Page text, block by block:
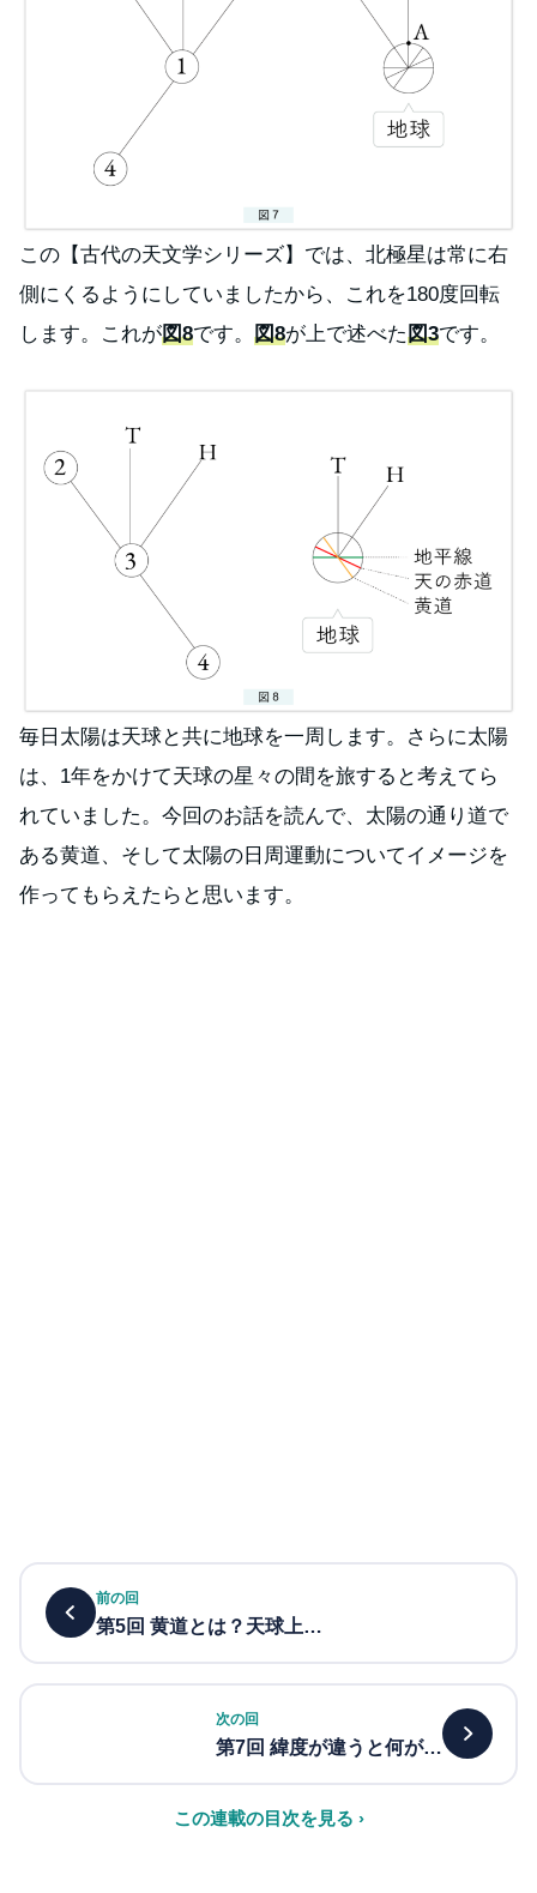
この【古代の天文学シリーズ】では、北極星は常に右
側にくるようにしていましたから、これを180度回転
します。これが図8です。 図8が上で述べた図3です。
毎日太陽は天球と共に地球を一周します。さらに太陽
は、1年をかけて天球の星々の間を旅すると考えてら
れていました。今回のお話を読んで、太陽の通り道で
ある黄道、そして太陽の日周運動についてイメージを
作ってもらえたらと思います。
前の回
第5回 黄道とは？天球上…
次の回
第7回 緯度が違うと何が…
この連載の目次を見る ›